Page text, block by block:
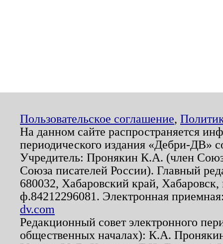
Пользовательское соглашение,
На данном сайте распространяется
периодического издания «Дебри-ДВ»
Учредитель: Пронякин К.А. (член
Союза писателей России). Главный
680032, Хабаровский край,
ф.84212296081. Электронная
dv.com
Редакционный совет электронного
общественных началах): К.А.